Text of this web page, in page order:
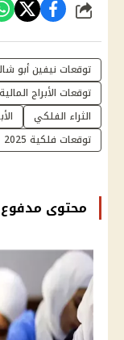
شارك
توقعات نيفين أبو
توقعات الأبراج المالية
الثراء الفلكي
توقعات فلكية 2025
محتوى مدفوع